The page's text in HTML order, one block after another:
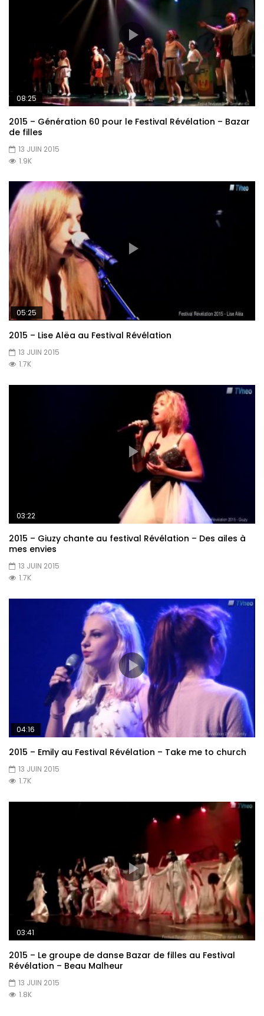
08:25
2015 – Génération 60 pour le Festival Révélation – Bazar
de filles
13 JUIN 2015
1.9K
05:25
2015 – Lise Alëa au Festival Révélation
13 JUIN 2015
1.7K
03:22
2015 – Giuzy chante au festival Révélation – Des ailes à
mes envies
13 JUIN 2015
1.7K
04:16
2015 – Emily au Festival Révélation – Take me to church
13 JUIN 2015
1.7K
03:41
2015 – Le groupe de danse Bazar de filles au Festival
Révélation – Beau Malheur
13 JUIN 2015
1.8K